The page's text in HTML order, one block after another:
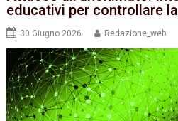
educativi per controllare
30 Giugno 2026 Redazione_web